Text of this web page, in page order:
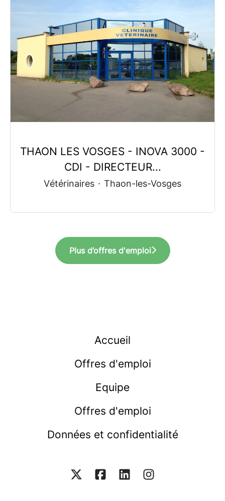
THAON LES VOSGES - INOVA 3000 -
CDI - DIRECTEUR...
Vétérinaires · Thaon-les-Vosges
Plus d’offres d'emploi
Accueil
Offres d'emploi
Equipe
Offres d'emploi
Données et confidentialité